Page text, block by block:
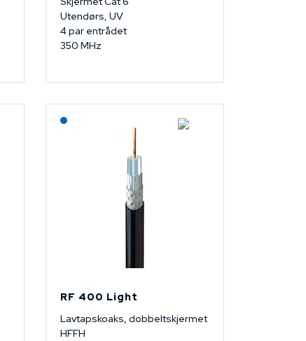
Utendørs, UV
4 par entrådet
350 MHz
RF 400 Light
Lavtapskoaks, dobbeltskjermet
HFFH